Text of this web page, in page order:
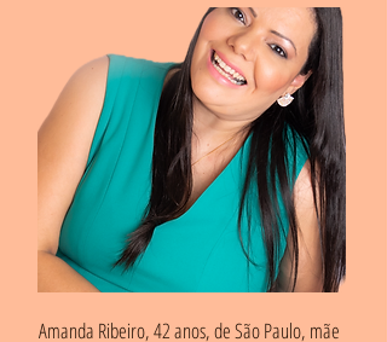
Amanda Ribeiro, 42 anos, de São Paulo, mãe